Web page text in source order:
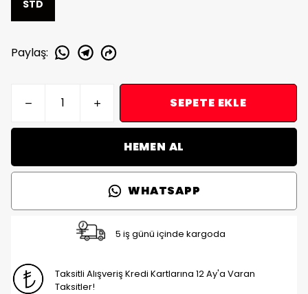
STD
Paylaş:
SEPETE EKLE
HEMEN AL
WHATSAPP
5 iş günü içinde kargoda
Taksitli Alışveriş Kredi Kartlarına 12 Ay'a Varan
Taksitler!